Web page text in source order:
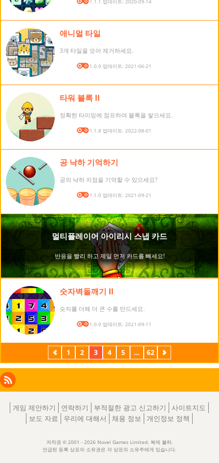
버전: 1.1.1 업데이트: 2020-09-14
애니멀 타일
3개 타일을 모아 제거하세요.
버전: 1.0.0 업데이트: 2021-06-21
타워 블록 II
정확한 타이밍에 점프하여 블록을 쌓으세요.
버전: 1.1.8 업데이트: 2022-08-01
공 낙하 기억하기
공의 낙하 지점을 기억할 수 있으세요?
버전: 1.1.0 업데이트: 2021-09-21
숫자벽돌깨기 II
숫자를 더해 더 큰 수를 만드세요.
버전: 1.0.0 업데이트: 2021-09-11
이
전
1 2 3 4 5 ... 62
다
음
Facebook
Instagram
X
LinkedIn
RSS
게임 제안하기 연락하기 부적절한 광고 신고하기
사이트지도
보도 자료
우리에 대해서 채용 정보 개인정보 정책
저작권 © 2001 - 2026 Novel Games Limited. 복제 불허.
언급된 등록 상표의 소유권은 각 상표의 소유주에게 있습니다.